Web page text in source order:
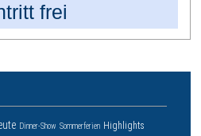
frei
Dinner-Show Sommerferien Highlights